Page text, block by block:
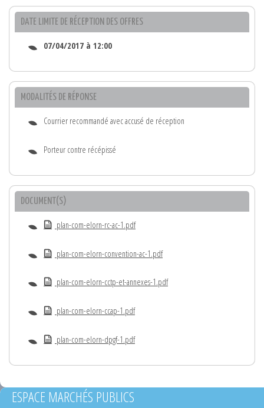
DATE LIMITE DE RÉCEPTION DES OFFRES
07/04/2017 à 12:00
MODALITÉS DE RÉPONSE
Courrier recommandé avec accusé de réception
Porteur contre récépissé
DOCUMENT(S)
plan-com-elorn-rc-ac-1.pdf
plan-com-elorn-convention-ac-1.pdf
plan-com-elorn-cctp-et-annexes-1.pdf
plan-com-elorn-ccap-1.pdf
plan-com-elorn-dpgf-1.pdf
ESPACE MARCHÉS PUBLICS